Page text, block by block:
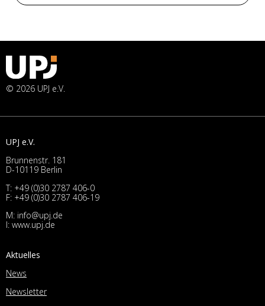
© 2026 UPJ e.V.
UPJ e.V.
Brunnenstr. 181
D-10119 Berlin
T: +49 (0)30 2787 406-0
F: +49 (0)30 2787 406-19
M: info@upj.de
I: www.upj.de
Aktuelles
News
Newsletter